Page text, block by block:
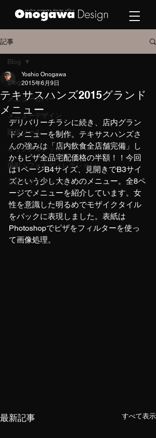
記事
Blog
メニューカバー
メニューデザイン
販促ツール
オリジナルグッズ
撮影・フォトディレクション
コピーライティング
Blog
テキサスハンズ2015グランド
メニュー
Yoshio Onogawa
2015年6月9日
デリバリーチラシに続き、店内グラン
ドメニューを制作。テキサスハンズさ
んの強みは「店内飲食全店舗完備」し
かもピザ全品宅配価格の半額！！今回
は1ページB4サイズ、見開きでB3サイ
ズという少し大きめのメニュー。全8ペ
ージでメニューを紹介しています。女
性を意識した明るめでモザイクタイル
をバックに表現しました。表紙は
Photoshopでピザをフィルターを使っ
て画像処理。
最新記事 すべて表示